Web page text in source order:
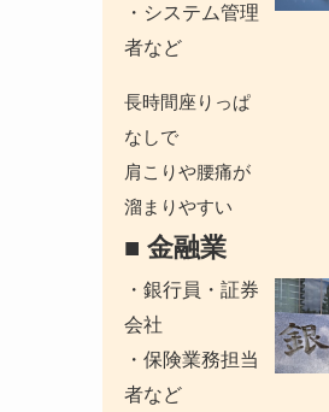
・システム管理
者など
長時間座りっぱ
なしで
肩こりや腰痛が
溜まりやすい
■ 金融業
・銀行員・証券
会社
・保険業務担当
者など